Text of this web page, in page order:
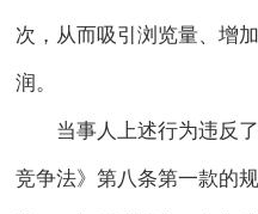
次，从而吸引浏览量、增
润。
当事人上述行为违反了
竞争法》第八条第一款的